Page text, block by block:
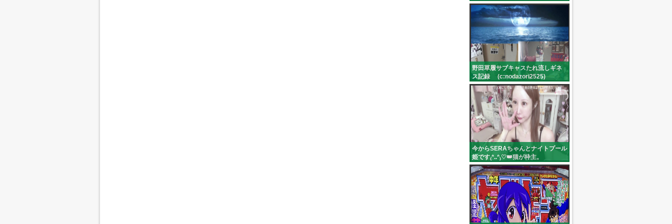
(skkk_2525)
野田草履サブキャスたれ流しギネ
ス記録 (c:nodazori2525)
今からSERAちゃんとナイトプール
姫です₍ᐢ..ᐢ₎♡👑猫が枠主。
(r_154cm)